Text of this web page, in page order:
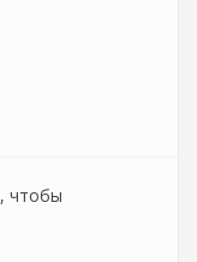
, чтобы